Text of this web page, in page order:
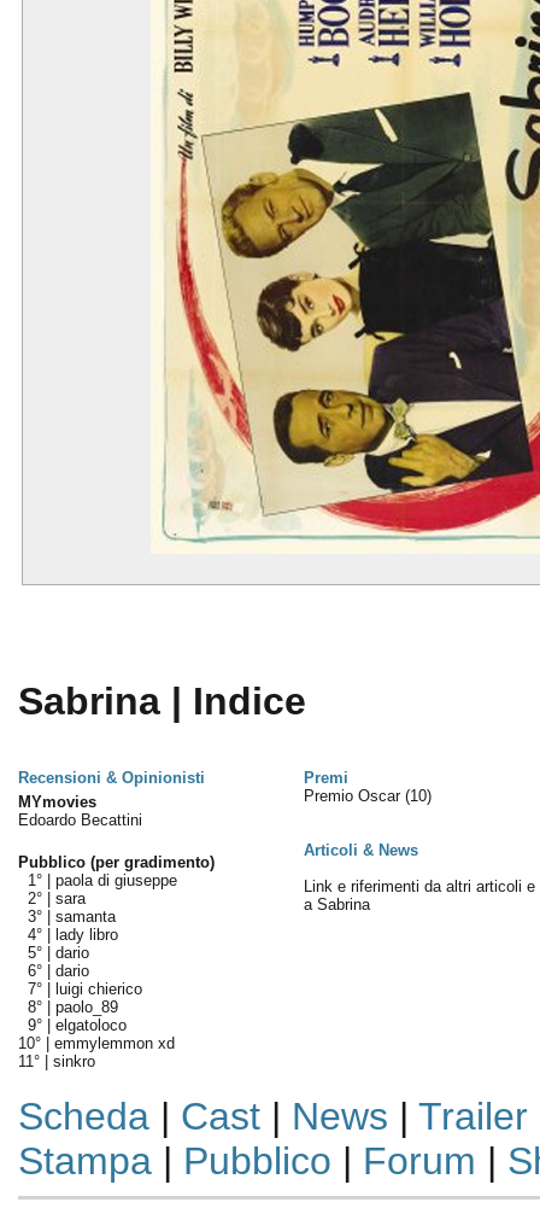
Sabrina | Indice
Recensioni & Opinionisti
Premi
MYmovies
Edoardo Becattini
Pubblico (per gradimento)
1° | paola di giuseppe
2° | sara
3° | samanta
4° |
lady libro
5° | dario
6° | dario
7° |
luigi chierico
8° | paolo_89
9° | elgatoloco
10° | emmylemmon xd
11° | sinkro
Premio Oscar (10)
Articoli & News
Link e riferimenti da altri articoli e
a Sabrina
Scheda| Cast| News | Trailer
Stampa| Pubblico | Forum |